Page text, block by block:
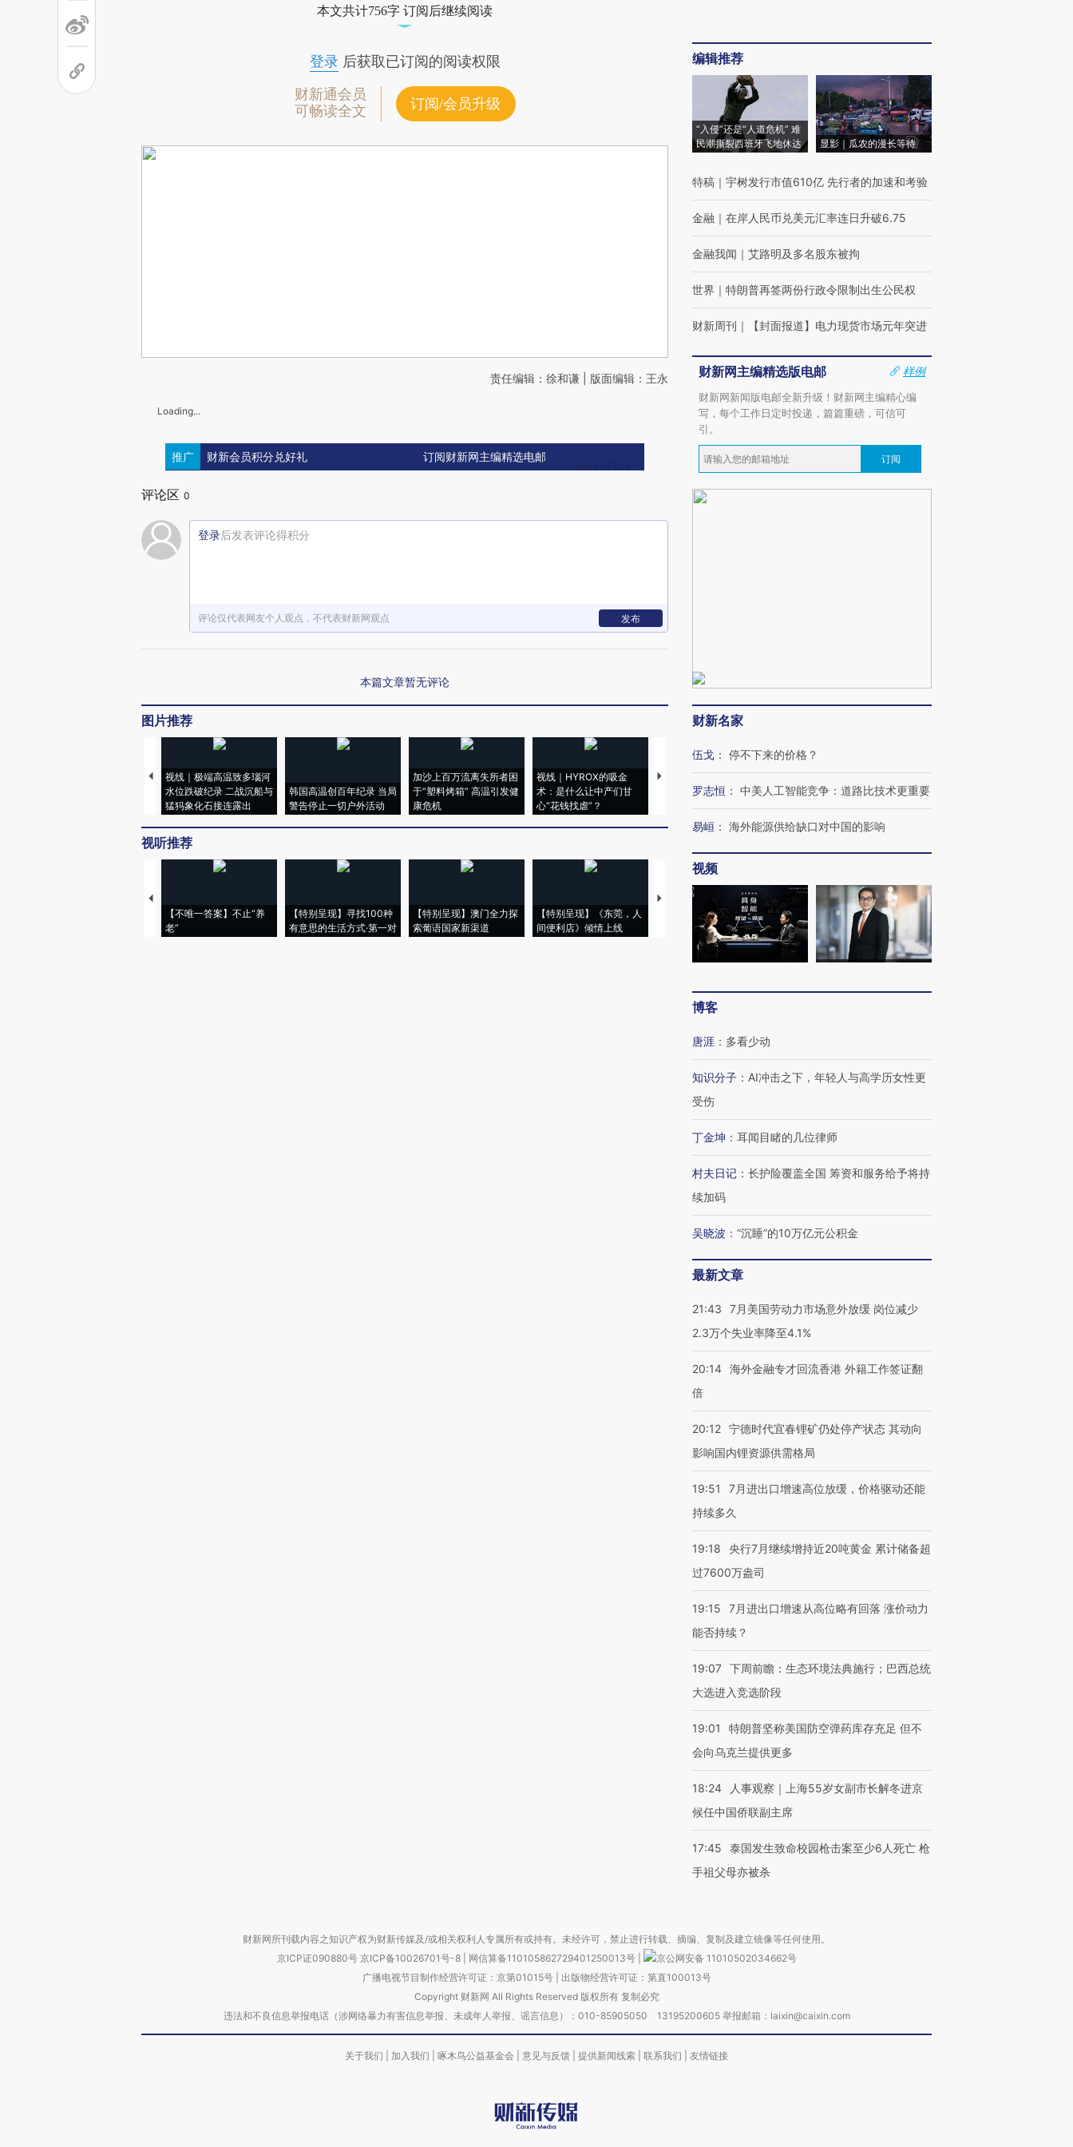
本文共计756字 订阅后继续阅读
登录后获取已订阅的阅读权限
财新通会员
可畅读全文
订阅/会员升级
责任编辑：徐和谦 | 版面编辑：王永
Loading...
推广 财新会员积分兑好礼 订阅财新网主编精选电邮
评论区 0
登录后发表评论得积分
评论仅代表网友个人观点，不代表财新网观点 发布
本篇文章暂无评论
图片推荐
视线｜极端高温致多瑙河
水位跌破纪录 二战沉船与
猛犸象化石接连露出
韩国高温创百年纪录 当局
警告停止一切户外活动
加沙上百万流离失所者困
于“塑料烤箱” 高温引发健
康危机
视线｜HYROX的吸金
术：是什么让中产们甘
心“花钱找虐”？
马航飞行员跨国走私7万
粒摇头丸 尿检体内含3种
视线｜被称为“蟑螂”的印
度Z世代 用街头抗争将教
育部长拱下台
视线｜“入侵”还是“人道危
机”？难民潮撕裂西班牙
飞地休达
视听推荐
【不唯一答案】不止“养
老”
【特别呈现】寻找100种
有意思的生活方式·第一对
【特别呈现】澳门全力探
索葡语国家新渠道
【特别呈现】《东莞，人
间便利店》倾情上线
【推广】走进第四届链博
会，让数智科技“链”接产
【特别呈现】寻找100种
有意思的生活方式·第三对
【商旅对话】华住集团
CFO：不靠规模取胜，华
住三大增长引擎是什么？
编辑推荐
“入侵”还是“人道危机” 难
民潮撕裂西班牙飞地休达
显影｜瓜农的漫长等待
特稿 ｜ 宇树发行市值610亿 先行者的加速和考验
金融 ｜ 在岸人民币兑美元汇率连日升破6.75
金融我闻 ｜ 艾路明及多名股东被拘
世界 ｜ 特朗普再签两份行政令限制出生公民权
财新周刊 ｜ 【封面报道】电力现货市场元年突进
财新网主编精选版电邮
样例
财新网新闻版电邮全新升级！财新网主编精心编
写，每个工作日定时投递，篇篇重磅，可信可
引。
订阅
财新名家
伍戈 ： 停不下来的价格？
罗志恒 ： 中美人工智能竞争：道路比技术更重要
易峘 ： 海外能源供给缺口对中国的影响
视频
博客
唐涯 ： 多看少动
知识分子 ： AI冲击之下，年轻人与高学历女性更
受伤
丁金坤 ： 耳闻目睹的几位律师
村夫日记 ： 长护险覆盖全国 筹资和服务给予将持
续加码
吴晓波 ： “沉睡”的10万亿元公积金
最新文章
21:43
7月美国劳动力市场意外放缓 岗位减少
2.3万个失业率降至4.1%
20:14 海外金融专才回流香港 外籍工作签证翻
倍
20:12 宁德时代宜春锂矿仍处停产状态 其动向
影响国内锂资源供需格局
19:51
7月进出口增速高位放缓，价格驱动还能
持续多久
19:18
央行7月继续增持近20吨黄金 累计储备超
过7600万盎司
19:15
7月进出口增速从高位略有回落 涨价动力
能否持续？
19:07 下周前瞻：生态环境法典施行；巴西总统
大选进入竞选阶段
19:01
特朗普坚称美国防空弹药库存充足 但不
会向乌克兰提供更多
18:24
人事观察｜上海55岁女副市长解冬进京
候任中国侨联副主席
17:45
泰国发生致命校园枪击案至少6人死亡 枪
手祖父母亦被杀
财新网所刊载内容之知识产权为财新传媒及/或相关权利人专属所有或持有。未经许可，禁止进行转载、摘编、复制及建立镜像等任何使用。
京ICP证090880号 京ICP备10026701号-8 网信算备110105862729401250013号
京公网安备 11010502034662号
广播电视节目制作经营许可证：京第01015号| 出版物经营许可证：第直100013号
Copyright 财新网 All Rights Reserved 版权所有 复制必究
违法和不良信息举报电话（涉网络暴力有害信息举报、未成年人举报、谣言信息）：010-85905050 13195200605 举报邮箱：laixin@caixin.com
关于我们 加入我们 啄木鸟公益基金会 意见与反馈 提供新闻线索 联系我们 友情链接